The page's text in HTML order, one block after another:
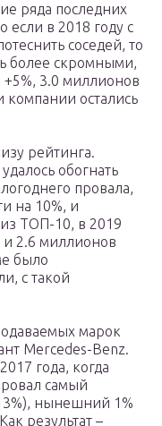
ряда последних
если в 2018 году с
соседей, то
более скромными,
3.0 миллионов
остались
рейтинга.
обогнать
провала,
на 10%, и
ТОП-10, в 2019
и 2.6 миллионов
было
с такой
марок
Mercedes-Benz.
года, когда
самый
нынешний 1%
результат –